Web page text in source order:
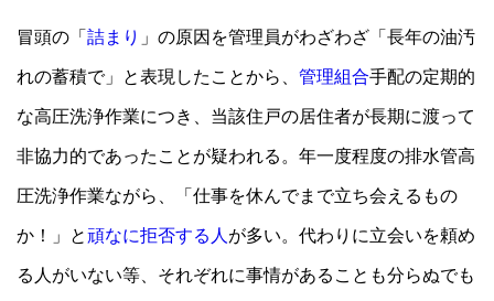
冒頭の「詰まり 」の原因を管理員がわざわざ「長年の油汚
れの蓄積で」と表現したことから、管理組合手配の定期的
な高圧洗浄作業につき、当該住戸の居住者が長期に渡って
非協力的であったことが疑われる。年一度程度の排水管高
圧洗浄作業ながら、「仕事を休んでまで立ち会えるもの
か！」と頑なに拒否する人 が多い。代わりに立会いを頼め
る人がいない等、それぞれに事情があることも分らぬでも